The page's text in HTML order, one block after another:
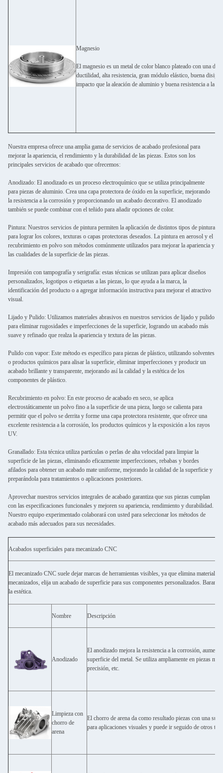
Magnesio
El magnesio es un metal de color blanco plateado con una
ductilidad, alta resistencia, gran módulo elástico, buena
impacto que la aleación de aluminio y buena resistencia a la
Nuestra empresa ofrece una amplia gama de servicios de acabado profesional para
mejorar la apariencia, el rendimiento y la durabilidad de las piezas. Estos son los
principales servicios de acabado que ofrecemos:
Anodizado: El anodizado es un proceso electroquímico que se utiliza principalmente
para piezas de aluminio. Crea una capa protectora de óxido en la superficie, mejorando
la resistencia a la corrosión y proporcionando un acabado decorativo. El anodizado
también se puede combinar con el teñido para añadir opciones de color.
Pintura: Nuestros servicios de pintura permiten la aplicación de distintos tipos de pintura
para lograr los colores, texturas o capas protectoras deseados. La pintura en aerosol y el
recubrimiento en polvo son métodos comúnmente utilizados para mejorar la apariencia y
las cualidades de la superficie de las piezas.
Impresión con tampografía y serigrafía: estas técnicas se utilizan para aplicar diseños
personalizados, logotipos o etiquetas a las piezas, lo que ayuda a la marca, la
identificación del producto o a agregar información instructiva para mejorar el atractivo
visual.
Lijado y Pulido: Utilizamos materiales abrasivos en nuestros servicios de lijado y pulido
para eliminar rugosidades e imperfecciones de la superficie, logrando un acabado más
suave y refinado que realza la apariencia y textura de las piezas.
Pulido con vapor: Este método es específico para piezas de plástico, utilizando solventes
o productos químicos para alisar la superficie, eliminar imperfecciones y producir un
acabado brillante y transparente, mejorando así la calidad y la estética de los
componentes de plástico.
Recubrimiento en polvo: En este proceso de acabado en seco, se aplica
electrostáticamente un polvo fino a la superficie de una pieza, luego se calienta para
permitir que el polvo se derrita y forme una capa protectora resistente, que ofrece una
excelente resistencia a la corrosión, los productos químicos y la exposición a los rayos
UV.
Granallado: Esta técnica utiliza partículas o perlas de alta velocidad para limpiar la
superficie de las piezas, eliminando eficazmente imperfecciones, rebabas y bordes
afilados para obtener un acabado mate uniforme, mejorando la calidad de la superficie y
preparándola para tratamientos o aplicaciones posteriores.
Aprovechar nuestros servicios integrales de acabado garantiza que sus piezas cumplan
con las especificaciones funcionales y mejoren su apariencia, rendimiento y durabilidad.
Nuestro equipo experimentado colaborará con usted para seleccionar los métodos de
acabado más adecuados para sus necesidades.
Acabados superficiales para mecanizado CNC
El mecanizado CNC suele dejar marcas de herramientas visibles, ya que elimina material
mecanizados, elija un acabado de superficie para sus componentes personalizados.
la estética.
Nombre Descripción
Anodizado
El anodizado mejora la resistencia a la corrosión,
superficie del metal. Se utiliza ampliamente en piezas
precisión, etc.
Limpieza con
chorro de
arena
El chorro de arena da como resultado piezas con una
para aplicaciones visuales y puede ir seguido de otros